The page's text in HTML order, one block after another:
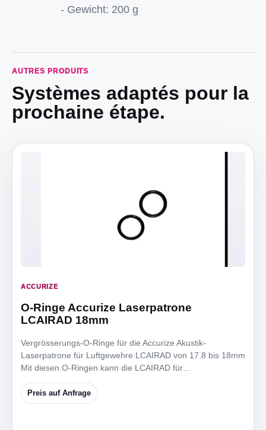
- Gewicht: 200 g
AUTRES PRODUITS
Systèmes adaptés pour la
prochaine étape.
ACCURIZE
O-Ringe Accurize Laserpatrone
LCAIRAD 18mm
Vergrösserungs-O-Ringe für die Accurize Akustik-
Laserpatrone für Luftgewehre LCAIRAD von 17.8 bis 18mm
Mit diesen O-Ringen kann die LCAIRAD für
Preis auf Anfrage